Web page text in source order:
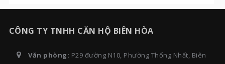
CÔNG TY TNHH CĂN HỘ BIÊN HÒA
Văn phòng: P29 đường N10, Phường Thống Nhất, Biên